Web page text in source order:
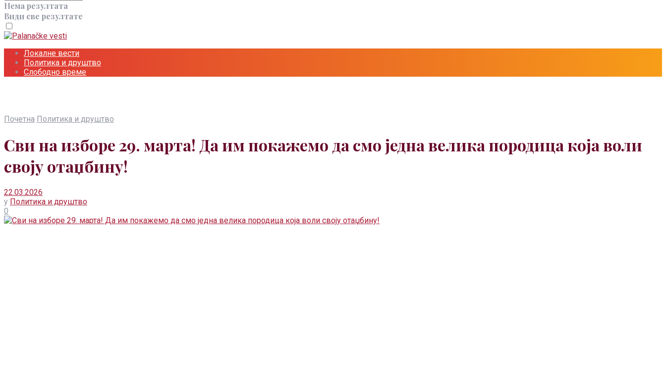
Нема резултата
Види све резултате
Локалне вести
Политика и друштво
Слободно време
Почетна Политика и друштво
Сви на изборе 29. марта! Да им покажемо да смо једна велика породица која воли
своју отаџбину!
22.03.2026
у Политика и друштво
0